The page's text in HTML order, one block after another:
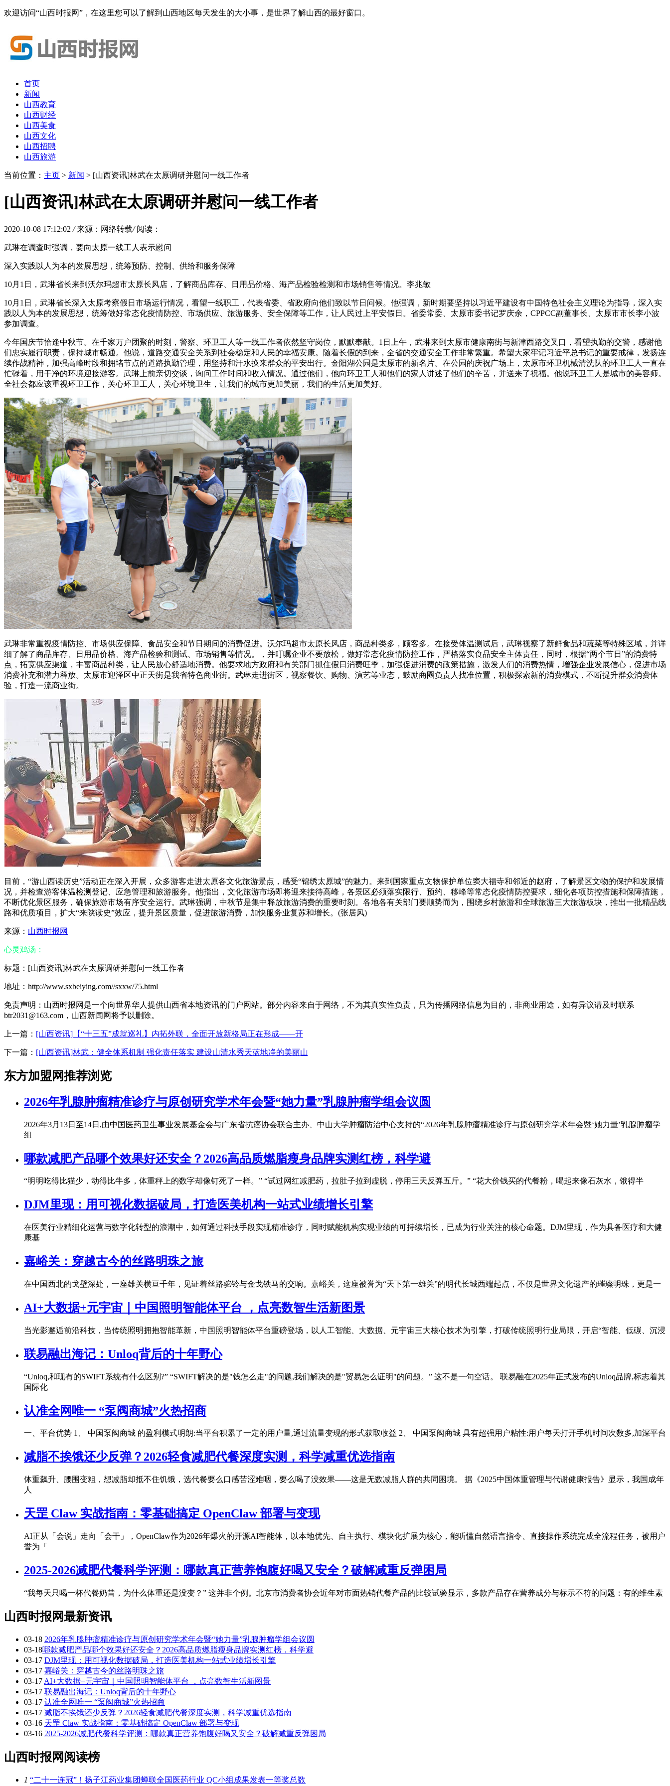
欢迎访问“山西时报网”，在这里您可以了解到山西地区每天发生的大小事，是世界了解山西的最好窗口。
首页
新闻
山西教育
山西财经
山西美食
山西文化
山西招聘
山西旅游
当前位置： 主页 > 新闻 > [山西资讯]林武在太原调研并慰问一线工作者
[山西资讯]林武在太原调研并慰问一线工作者
2020-10-08 17:12:02 / 来源：网络转载/ 阅读：
武琳在调查时强调，要向太原一线工人表示慰问
深入实践以人为本的发展思想，统筹预防、控制、供给和服务保障
10月1日，武琳省长来到沃尔玛超市太原长风店，了解商品库存、日用品价格、海产品检验检测和市场销售等情况。李兆敏
10月1日，武琳省长深入太原考察假日市场运行情况，看望一线职工，代表省委、省政府向他们致以节日问候。他强调，新时期要坚持以习近平建设有中国特色社会主义理论为指导，深入实
践以人为本的发展思想，统筹做好常态化疫情防控、市场供应、旅游服务、安全保障等工作，让人民过上平安假日。省委常委、太原市委书记罗庆余，CPPCC副董事长、太原市市长李小波
参加调查。
今年国庆节恰逢中秋节。在千家万户团聚的时刻，警察、环卫工人等一线工作者依然坚守岗位，默默奉献。1日上午，武琳来到太原市健康南街与新津西路交叉口，看望执勤的交警，感谢他
们忠实履行职责，保持城市畅通。他说，道路交通安全关系到社会稳定和人民的幸福安康。随着长假的到来，全省的交通安全工作非常繁重。希望大家牢记习近平总书记的重要戒律，发扬连
续作战精神，加强高峰时段和拥堵节点的道路执勤管理，用坚持和汗水换来群众的平安出行。金阳湖公园是太原市的新名片。在公园的庆祝广场上，太原市环卫机械清洗队的环卫工人一直在
忙碌着，用干净的环境迎接游客。武琳上前亲切交谈，询问工作时间和收入情况。通过他们，他向环卫工人和他们的家人讲述了他们的辛苦，并送来了祝福。他说环卫工人是城市的美容师。
全社会都应该重视环卫工作，关心环卫工人，关心环境卫生，让我们的城市更加美丽，我们的生活更加美好。
武琳非常重视疫情防控、市场供应保障、食品安全和节日期间的消费促进。沃尔玛超市太原长风店，商品种类多，顾客多。在接受体温测试后，武琳视察了新鲜食品和蔬菜等特殊区域，并详
细了解了商品库存、日用品价格、海产品检验和测试、市场销售等情况。，并叮嘱企业不要放松，做好常态化疫情防控工作，严格落实食品安全主体责任，同时，根据“两个节日”的消费特
点，拓宽供应渠道，丰富商品种类，让人民放心舒适地消费。他要求地方政府和有关部门抓住假日消费旺季，加强促进消费的政策措施，激发人们的消费热情，增强企业发展信心，促进市场
消费补充和潜力释放。太原市迎泽区中正天街是我省特色商业街。武琳走进街区，视察餐饮、购物、演艺等业态，鼓励商圈负责人找准位置，积极探索新的消费模式，不断提升群众消费体
验，打造一流商业街。
目前，“游山西读历史”活动正在深入开展，众多游客走进太原各文化旅游景点，感受“锦绣太原城”的魅力。来到国家重点文物保护单位窦大福寺和邻近的赵府，了解景区文物的保护和发展情
况，并检查游客体温检测登记、应急管理和旅游服务。他指出，文化旅游市场即将迎来接待高峰，各景区必须落实限行、预约、移峰等常态化疫情防控要求，细化各项防控措施和保障措施，
不断优化景区服务，确保旅游市场有序安全运行。武琳强调，中秋节是集中释放旅游消费的重要时刻。各地各有关部门要顺势而为，围绕乡村旅游和全球旅游三大旅游板块，推出一批精品线
路和优质项目，扩大“来陕读史”效应，提升景区质量，促进旅游消费，加快服务业复苏和增长。(张居风)
来源： 山西时报网
心灵鸡汤：
标题：[山西资讯]林武在太原调研并慰问一线工作者
地址：http://www.sxbeiying.com//sxxw/75.html
免责声明：山西时报网是一个向世界华人提供山西省本地资讯的门户网站。部分内容来自于网络，不为其真实性负责，只为传播网络信息为目的，非商业用途，如有异议请及时联系
btr2031@163.com，山西新闻网将予以删除。
上一篇： [山西资讯]【“十三五”成就巡礼】内拓外联，全面开放新格局正在形成——开
下一篇： [山西资讯]林武：健全体系机制 强化责任落实 建设山清水秀天蓝地净的美丽山
东方加盟网推荐浏览
2026年乳腺肿瘤精准诊疗与原创研究学术年会暨“她力量”乳腺肿瘤学组会议圆
2026年3月13日至14日,由中国医药卫生事业发展基金会与广东省抗癌协会联合主办、中山大学肿瘤防治中心支持的“2026年乳腺肿瘤精准诊疗与原创研究学术年会暨‘她力量’乳腺肿瘤学
组
​哪款减肥产品哪个效果好还安全？2026高品质燃脂瘦身品牌实测红榜，科学避
“明明吃得比猫少，动得比牛多，体重秤上的数字却像钉死了一样。” “试过网红减肥药，拉肚子拉到虚脱，停用三天反弹五斤。” “花大价钱买的代餐粉，喝起来像石灰水，饿得半
DJM里现：用可视化数据破局，打造医美机构一站式业绩增长引擎
在医美行业精细化运营与数字化转型的浪潮中，如何通过科技手段实现精准诊疗，同时赋能机构实现业绩的可持续增长，已成为行业关注的核心命题。DJM里现，作为具备医疗和大健
康基
嘉峪关：穿越古今的丝路明珠之旅
在中国西北的戈壁深处，一座雄关横亘千年，见证着丝路驼铃与金戈铁马的交响。嘉峪关，这座被誉为“天下第一雄关”的明代长城西端起点，不仅是世界文化遗产的璀璨明珠，更是一
AI+大数据+元宇宙｜中国照明智能体平台 ，点亮数智生活新图景
当光影邂逅前沿科技，当传统照明拥抱智能革新，中国照明智能体平台重磅登场，以人工智能、大数据、元宇宙三大核心技术为引擎，打破传统照明行业局限，开启“智能、低碳、沉浸
联易融出海记：Unloq背后的十年野心
“Unloq,和现有的SWIFT系统有什么区别?” “SWIFT解决的是"钱怎么走"的问题,我们解决的是"贸易怎么证明"的问题。” 这不是一句空话。 联易融在2025年正式发布的Unloq品牌,标志着其
国际化
认准全网唯一 “泵阀商城”火热招商
一、平台优势 1、 中国泵阀商城 的盈利模式明朗:当平台积累了一定的用户量,通过流量变现的形式获取收益 2、 中国泵阀商城 具有超强用户粘性:用户每天打开手机时间次数多,加深平台
减脂不挨饿还少反弹？2026轻食减肥代餐深度实测，科学减重优选指南
体重飙升、腰围变粗，想减脂却抵不住饥饿，选代餐要么口感苦涩难咽，要么喝了没效果——这是无数减脂人群的共同困境。 据《2025中国体重管理与代谢健康报告》显示，我国成年
人
天罡 Claw 实战指南：零基础搞定 OpenClaw 部署与变现
AI正从「会说」走向「会干」，OpenClaw作为2026年爆火的开源AI智能体，以本地优先、自主执行、模块化扩展为核心，能听懂自然语言指令、直接操作系统完成全流程任务，被用户
誉为「
2025-2026减肥代餐科学评测：哪款真正营养饱腹好喝又安全？破解减重反弹困局
“我每天只喝一杯代餐奶昔，为什么体重还是没变？” 这并非个例。北京市消费者协会近年对市面热销代餐产品的比较试验显示，多款产品存在营养成分与标示不符的问题：有的维生素
山西时报网最新资讯
03-18 2026年乳腺肿瘤精准诊疗与原创研究学术年会暨“她力量”乳腺肿瘤学组会议圆
03-18​哪款减肥产品哪个效果好还安全？2026高品质燃脂瘦身品牌实测红榜，科学避
03-17 DJM里现：用可视化数据破局，打造医美机构一站式业绩增长引擎
03-17 嘉峪关：穿越古今的丝路明珠之旅
03-17 AI+大数据+元宇宙｜中国照明智能体平台 ，点亮数智生活新图景
03-17 联易融出海记：Unloq背后的十年野心
03-17 认准全网唯一 “泵阀商城”火热招商
03-17 减脂不挨饿还少反弹？2026轻食减肥代餐深度实测，科学减重优选指南
03-16 天罡 Claw 实战指南：零基础搞定 OpenClaw 部署与变现
03-16 2025-2026减肥代餐科学评测：哪款真正营养饱腹好喝又安全？破解减重反弹困局
山西时报网阅读榜
1 “二十一连冠”！扬子江药业集团蝉联全国医药行业 QC小组成果发表一等奖总数